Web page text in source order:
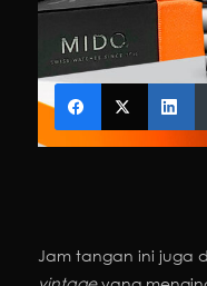
Jam tangan ini juga